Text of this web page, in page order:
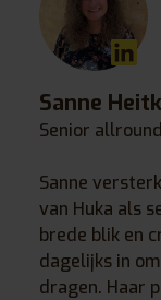
Sanne
Senior
Sanne
van Huka als
brede blik en
dagelijks in
dragen. Haar